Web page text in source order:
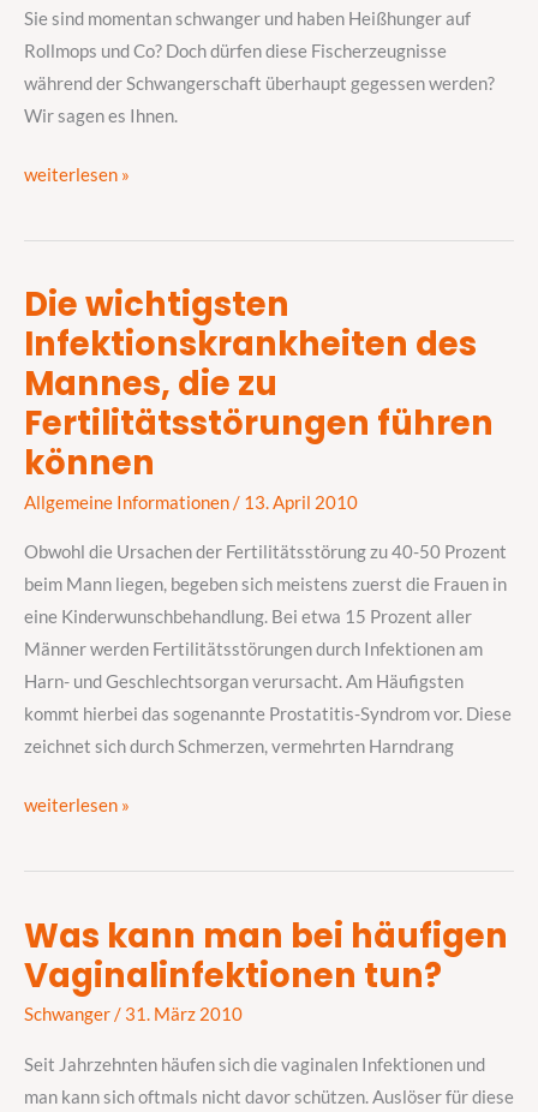
Sie sind momentan schwanger und haben Heißhunger auf
Rollmops und Co? Doch dürfen diese Fischerzeugnisse
während der Schwangerschaft überhaupt gegessen werden?
Wir sagen es Ihnen.
Co?
weiterlesen »
Die wichtigsten
Infektionskrankheiten des
Mannes, die zu
Fertilitätsstörungen führen
können
Allgemeine Informationen/ 13. April 2010
Obwohl die Ursachen der Fertilitätsstörung zu 40-50 Prozent
beim Mann liegen, begeben sich meistens zuerst die Frauen in
eine Kinderwunschbehandlung. Bei etwa 15 Prozent aller
Männer werden Fertilitätsstörungen durch Infektionen am
Harn- und Geschlechtsorgan verursacht. Am Häufigsten
kommt hierbei das sogenannte Prostatitis-Syndrom vor. Diese
zeichnet sich durch Schmerzen, vermehrten Harndrang
Die
wichtigsten
Infektionskrankheiten
des
Mannes,
die
zu
führen
können
weiterlesen »
Was kann man bei häufigen
Vaginalinfektionen tun?
Schwanger/ 31. März 2010
Seit Jahrzehnten häufen sich die vaginalen Infektionen und
man kann sich oftmals nicht davor schützen. Auslöser für diese
Was
kann
häufigen
Vaginalinfektionen